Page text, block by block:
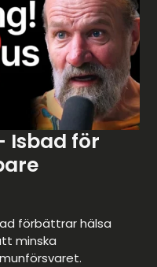
Isbad för
förbättrar hälsa
minska